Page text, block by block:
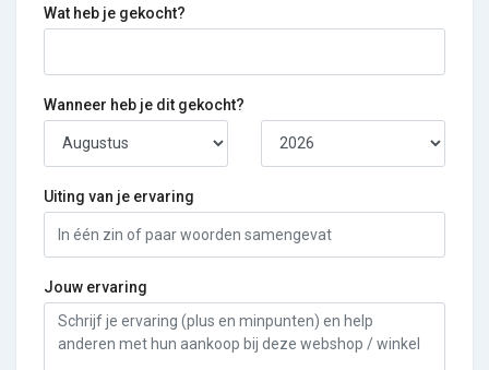
Wat heb je gekocht?
Wanneer heb je dit gekocht?
Uiting van je ervaring
Jouw ervaring